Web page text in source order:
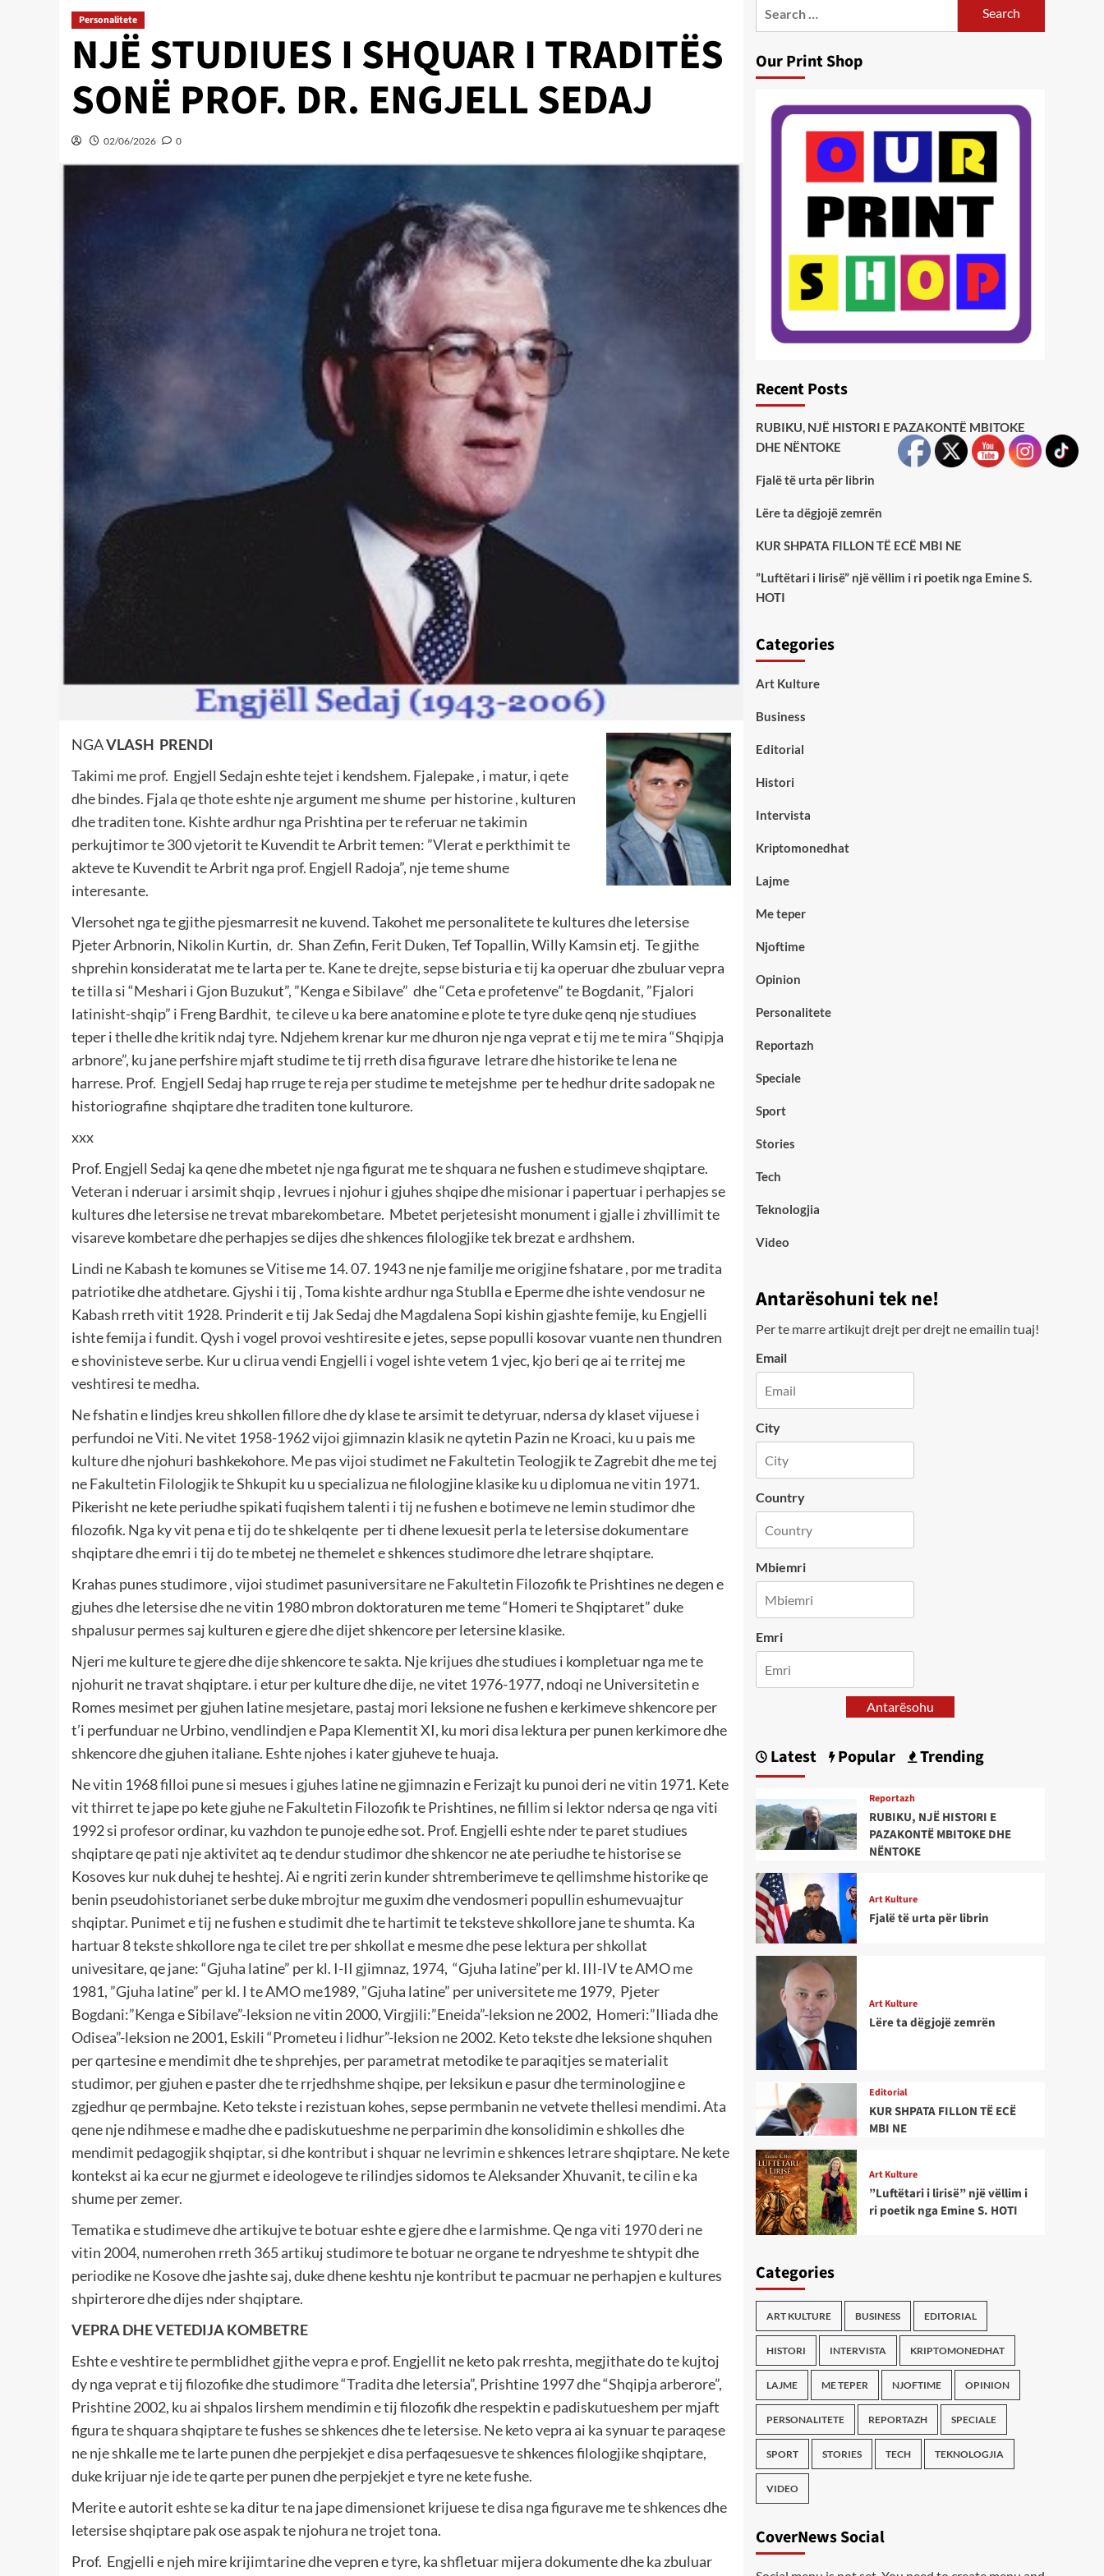
Personalitete
NJË STUDIUES I SHQUAR I TRADITËS
SONË PROF. DR. ENGJELL SEDAJ
02/06/2026 0
NGAVLASH PRENDI
Takimi me prof. Engjell Sedajn eshte tejet i kendshem. Fjalepake , i matur, i qete
dhe bindes. Fjala qe thote eshte nje argument me shume per historine , kulturen
dhe traditen tone. Kishte ardhur nga Prishtina per te referuar ne takimin
perkujtimor te 300 vjetorit te Kuvendit te Arbrit temen: ”Vlerat e perkthimit te
akteve te Kuvendit te Arbrit nga prof. Engjell Radoja”, nje teme shume
interesante.
Vlersohet nga te gjithe pjesmarresit ne kuvend. Takohet me personalitete te kultures dhe letersise
Pjeter Arbnorin, Nikolin Kurtin, dr. Shan Zefin, Ferit Duken, Tef Topallin, Willy Kamsin etj. Te gjithe
shprehin konsideratat me te larta per te. Kane te drejte, sepse bisturia e tij ka operuar dhe zbuluar vepra
te tilla si “Meshari i Gjon Buzukut”, ”Kenga e Sibilave” dhe “Ceta e profetenve” te Bogdanit, ”Fjalori
latinisht-shqip” i Freng Bardhit, te cileve u ka bere anatomine e plote te tyre duke qenq nje studiues
teper i thelle dhe kritik ndaj tyre. Ndjehem krenar kur me dhuron nje nga veprat e tij me te mira “Shqipja
arbnore”, ku jane perfshire mjaft studime te tij rreth disa figurave letrare dhe historike te lena ne
harrese. Prof. Engjell Sedaj hap rruge te reja per studime te metejshme per te hedhur drite sadopak ne
historiografine shqiptare dhe traditen tone kulturore.
xxx
Prof. Engjell Sedaj ka qene dhe mbetet nje nga figurat me te shquara ne fushen e studimeve shqiptare.
Veteran i nderuar i arsimit shqip , levrues i njohur i gjuhes shqipe dhe misionar i papertuar i perhapjes se
kultures dhe letersise ne trevat mbarekombetare. Mbetet perjetesisht monument i gjalle i zhvillimit te
visareve kombetare dhe perhapjes se dijes dhe shkences filologjike tek brezat e ardhshem.
Lindi ne Kabash te komunes se Vitise me 14. 07. 1943 ne nje familje me origjine fshatare , por me tradita
patriotike dhe atdhetare. Gjyshi i tij , Toma kishte ardhur nga Stublla e Eperme dhe ishte vendosur ne
Kabash rreth vitit 1928. Prinderit e tij Jak Sedaj dhe Magdalena Sopi kishin gjashte femije, ku Engjelli
ishte femija i fundit. Qysh i vogel provoi veshtiresite e jetes, sepse populli kosovar vuante nen thundren
e shovinisteve serbe. Kur u clirua vendi Engjelli i vogel ishte vetem 1 vjec, kjo beri qe ai te rritej me
veshtiresi te medha.
Ne fshatin e lindjes kreu shkollen fillore dhe dy klase te arsimit te detyruar, ndersa dy klaset vijuese i
perfundoi ne Viti. Ne vitet 1958-1962 vijoi gjimnazin klasik ne qytetin Pazin ne Kroaci, ku u pais me
kulture dhe njohuri bashkekohore. Me pas vijoi studimet ne Fakultetin Teologjik te Zagrebit dhe me tej
ne Fakultetin Filologjik te Shkupit ku u specializua ne filologjine klasike ku u diplomua ne vitin 1971.
Pikerisht ne kete periudhe spikati fuqishem talenti i tij ne fushen e botimeve ne lemin studimor dhe
filozofik. Nga ky vit pena e tij do te shkelqente per ti dhene lexuesit perla te letersise dokumentare
shqiptare dhe emri i tij do te mbetej ne themelet e shkences studimore dhe letrare shqiptare.
Krahas punes studimore , vijoi studimet pasuniversitare ne Fakultetin Filozofik te Prishtines ne degen e
gjuhes dhe letersise dhe ne vitin 1980 mbron doktoraturen me teme “Homeri te Shqiptaret” duke
shpalusur permes saj kulturen e gjere dhe dijet shkencore per letersine klasike.
Njeri me kulture te gjere dhe dije shkencore te sakta. Nje krijues dhe studiues i kompletuar nga me te
njohurit ne travat shqiptare. i etur per kulture dhe dije, ne vitet 1976-1977, ndoqi ne Universitetin e
Romes mesimet per gjuhen latine mesjetare, pastaj mori leksione ne fushen e kerkimeve shkencore per
t’i perfunduar ne Urbino, vendlindjen e Papa Klementit XI, ku mori disa lektura per punen kerkimore dhe
shkencore dhe gjuhen italiane. Eshte njohes i kater gjuheve te huaja.
Ne vitin 1968 filloi pune si mesues i gjuhes latine ne gjimnazin e Ferizajt ku punoi deri ne vitin 1971. Kete
vit thirret te jape po kete gjuhe ne Fakultetin Filozofik te Prishtines, ne fillim si lektor ndersa qe nga viti
1992 si profesor ordinar, ku vazhdon te punoje edhe sot. Prof. Engjelli eshte nder te paret studiues
shqiptare qe pati nje aktivitet aq te dendur studimor dhe shkencor ne ate periudhe te historise se
Kosoves kur nuk duhej te heshtej. Ai e ngriti zerin kunder shtremberimeve te qellimshme historike qe
benin pseudohistorianet serbe duke mbrojtur me guxim dhe vendosmeri popullin eshumevuajtur
shqiptar. Punimet e tij ne fushen e studimit dhe te hartimit te teksteve shkollore jane te shumta. Ka
hartuar 8 tekste shkollore nga te cilet tre per shkollat e mesme dhe pese lektura per shkollat
univesitare, qe jane: “Gjuha latine” per kl. I-II gjimnaz, 1974, “Gjuha latine”per kl. III-IV te AMO me
1981, ”Gjuha latine” per kl. I te AMO me1989, ”Gjuha latine” per universitete me 1979, Pjeter
Bogdani:”Kenga e Sibilave”-leksion ne vitin 2000, Virgjili:”Eneida”-leksion ne 2002, Homeri:”Iliada dhe
Odisea”-leksion ne 2001, Eskili “Prometeu i lidhur”-leksion ne 2002. Keto tekste dhe leksione shquhen
per qartesine e mendimit dhe te shprehjes, per parametrat metodike te paraqitjes se materialit
studimor, per gjuhen e paster dhe te rrjedhshme shqipe, per leksikun e pasur dhe terminologjine e
zgjedhur qe permbajne. Keto tekste i rezistuan kohes, sepse permbanin ne vetvete thellesi mendimi. Ata
qene nje ndihmese e madhe dhe e padiskutueshme ne perparimin dhe konsolidimin e shkolles dhe
mendimit pedagogjik shqiptar, si dhe kontribut i shquar ne levrimin e shkences letrare shqiptare. Ne kete
kontekst ai ka ecur ne gjurmet e ideologeve te rilindjes sidomos te Aleksander Xhuvanit, te cilin e ka
shume per zemer.
Tematika e studimeve dhe artikujve te botuar eshte e gjere dhe e larmishme. Qe nga viti 1970 deri ne
vitin 2004, numerohen rreth 365 artikuj studimore te botuar ne organe te ndryeshme te shtypit dhe
periodike ne Kosove dhe jashte saj, duke dhene keshtu nje kontribut te pacmuar ne perhapjen e kultures
shpirterore dhe dijes nder shqiptare.
VEPRA DHE VETEDIJA KOMBETRE
Eshte e veshtire te permblidhet gjithe vepra e prof. Engjellit ne keto pak rreshta, megjithate do te kujtoj
dy nga veprat e tij filozofike dhe studimore “Tradita dhe letersia”, Prishtine 1997 dhe “Shqipja arberore”,
Prishtine 2002, ku ai shpalos lirshem mendimin e tij filozofik dhe respektin e padiskutueshem per mjaft
figura te shquara shqiptare te fushes se shkences dhe te letersise. Ne keto vepra ai ka synuar te paraqese
ne nje shkalle me te larte punen dhe perpjekjet e disa perfaqesuesve te shkences filologjike shqiptare,
duke krijuar nje ide te qarte per punen dhe perpjekjet e tyre ne kete fushe.
Merite e autorit eshte se ka ditur te na jape dimensionet krijuese te disa nga figurave me te shkences dhe
letersise shqiptare pak ose aspak te njohura ne trojet tona.
Prof. Engjelli e njeh mire krijimtarine dhe vepren e tyre, ka shfletuar mijera dokumente dhe ka zbuluar
Our Print Shop
Recent Posts
RUBIKU, NJË HISTORI E PAZAKONTË MBITOKE
DHE NËNTOKE
Fjalë të urta për librin
Lëre ta dëgjojë zemrën
KUR SHPATA FILLON TË ECË MBI NE
”Luftëtari i lirisë” një vëllim i ri poetik nga Emine S.
HOTI
Categories
Art Kulture
Business
Editorial
Histori
Intervista
Kriptomonedhat
Lajme
Me teper
Njoftime
Opinion
Personalitete
Reportazh
Speciale
Sport
Stories
Tech
Teknologjia
Video
Antarësohuni tek ne!
Per te marre artikujt drejt per drejt ne emailin tuaj!
Email
City
Country
Mbiemri
Emri
Antarësohu
Latest Popular Trending
Reportazh
RUBIKU, NJË HISTORI E
PAZAKONTË MBITOKE DHE
NËNTOKE
Art Kulture
Fjalë të urta për librin
Art Kulture
Lëre ta dëgjojë zemrën
Editorial
KUR SHPATA FILLON TË ECË
MBI NE
Art Kulture
”Luftëtari i lirisë” një vëllim i
ri poetik nga Emine S. HOTI
Categories
ART KULTURE BUSINESS EDITORIAL
HISTORI INTERVISTA KRIPTOMONEDHAT
LAJME ME TEPER NJOFTIME OPINION
PERSONALITETE REPORTAZH SPECIALE
SPORT STORIES TECH TEKNOLOGJIA
VIDEO
CoverNews Social